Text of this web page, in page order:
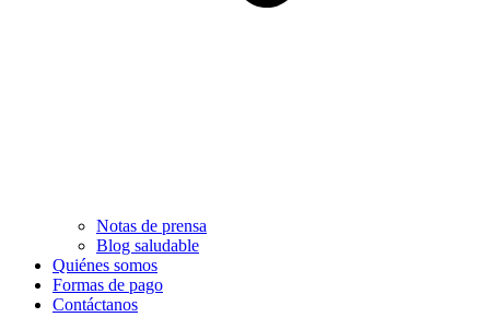
Notas de prensa
Blog saludable
Quiénes somos
Formas de pago
Contáctanos